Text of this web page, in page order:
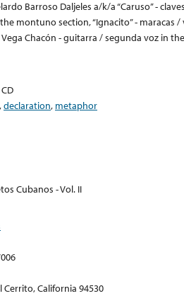
Barroso Daljeles a/k/a “Caruso” -
montuno section, “Ignacito” - maracas
Chacón - guitarra / segunda voz in
CD
,declaration, metaphor
Cubanos - Vol. II
Cerrito, California 94530